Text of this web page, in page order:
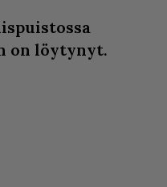
on löytynyt.